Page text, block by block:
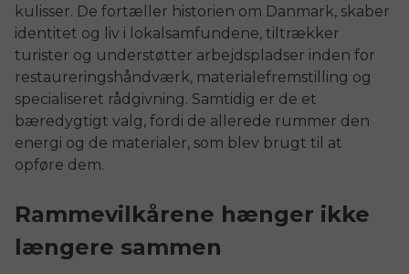
kulisser. De fortæller historien om Danmark, skaber
identitet og liv i lokalsamfundene, tiltrækker
turister og understøtter arbejdspladser inden for
restaureringshåndværk, materialefremstilling og
specialiseret rådgivning. Samtidig er de et
bæredygtigt valg, fordi de allerede rummer den
energi og de materialer, som blev brugt til at
opføre dem.
Rammevilkårene hænger ikke
længere sammen